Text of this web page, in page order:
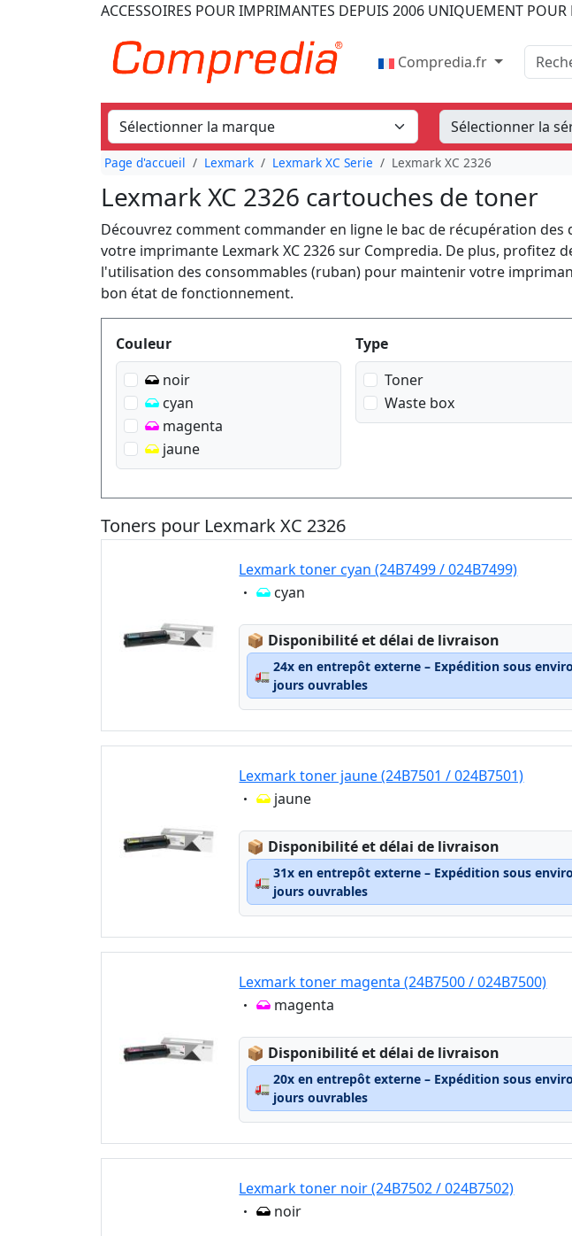
ACCESSOIRES POUR IMPRIMANTES DEPUIS 2006 UNIQUEMENT POUR
Compredia.fr
Page d'accueil Lexmark Lexmark XC Serie Lexmark XC 2326
Lexmark XC 2326 cartouches de toner
Découvrez comment commander en ligne le bac de récupération
votre imprimante Lexmark XC 2326 sur Compredia. De plus, profitez
l'utilisation des consommables (ruban) pour maintenir votre
bon état de fonctionnement.
Produktfilter
Couleur
noir
cyan
magenta
jaune
Type
Toner
Waste box
Toners pour Lexmark XC 2326
Lexmark toner cyan (24B7499 / 024B7499)
Eigenschaft:
cyan
📦 Lagerstatus:
Disponibilité et délai de livraison
🚛
24x en entrepôt externe – Expédition sous
jours ouvrables
Lexmark toner jaune (24B7501 / 024B7501)
Eigenschaft:
jaune
📦 Lagerstatus:
Disponibilité et délai de livraison
🚛
31x en entrepôt externe – Expédition sous
jours ouvrables
Lexmark toner magenta (24B7500 / 024B7500)
Eigenschaft:
magenta
📦 Lagerstatus:
Disponibilité et délai de livraison
🚛
20x en entrepôt externe – Expédition sous
jours ouvrables
Lexmark toner noir (24B7502 / 024B7502)
Eigenschaft:
noir